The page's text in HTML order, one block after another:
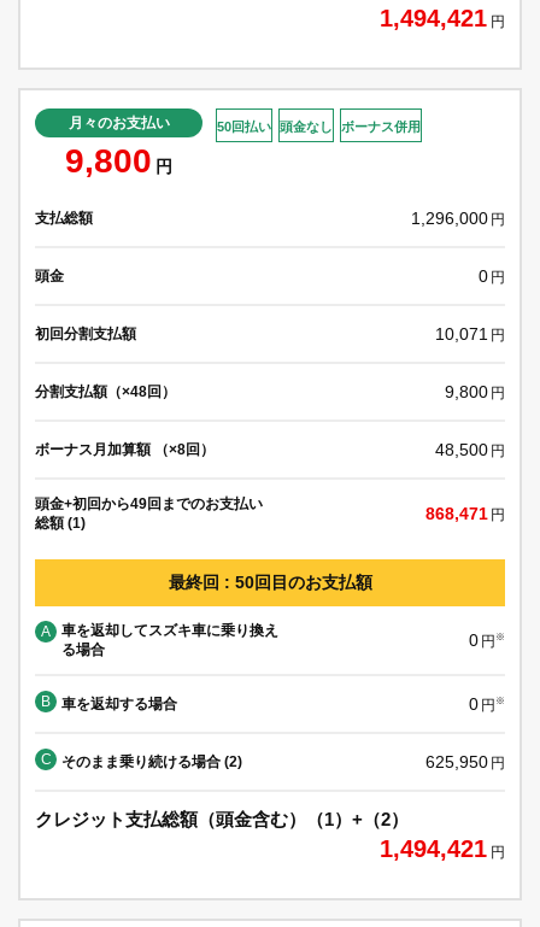
1,494,421 円
月々のお支払い
9,800 円
50回払い 頭金なし ボーナス併用
支払総額 1,296,000 円
頭金 0 円
初回分割支払額 10,071 円
分割支払額（×48回） 9,800 円
ボーナス月加算額 （×8回） 48,500 円
頭金+初回から49回までのお支払い
総額 (1)
868,471 円
最終回 : 50回目のお支払額
A
車を返却してスズキ車に乗り換え
る場合
0 円 ※
B 車を返却する場合 0 円 ※
C そのまま乗り続ける場合 (2) 625,950 円
クレジット支払総額（頭金含む）（1）+（2）
1,494,421 円